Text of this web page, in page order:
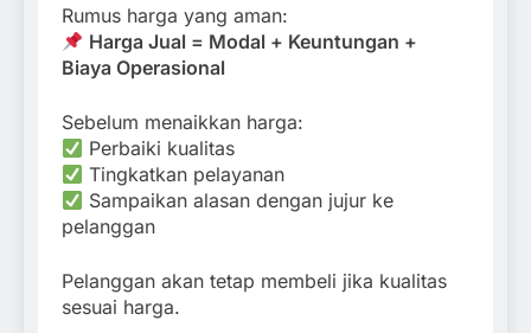
Rumus harga yang aman:
Harga Jual = Modal + Keuntungan +
Biaya Operasional
Sebelum menaikkan harga:
Perbaiki kualitas
Tingkatkan pelayanan
Sampaikan alasan dengan jujur ke
pelanggan
Pelanggan akan tetap membeli jika kualitas
sesuai harga.